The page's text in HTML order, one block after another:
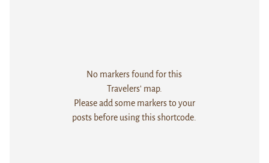
No markers found for this
Travelers' map.
Please add some markers to your
posts before using this shortcode.